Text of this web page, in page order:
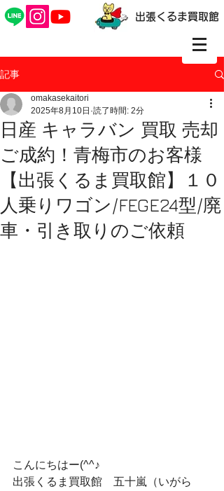
出張くるま買取館
記事
日産 キャラバン 買取 売却
ご成約！青梅市のお客様
【出張くるま買取館】１０
人乗りワゴン/FEGE24型/廃
車・引き取りのご依頼
omakasekaitori
2025年8月10日 読了時間: 2分
こんにちはー(^^♪
出張くるま買取館　五十嵐（いがら